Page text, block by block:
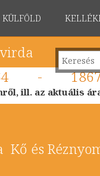
KÜLFÖLD
-
ill. az aktuális
Kő és